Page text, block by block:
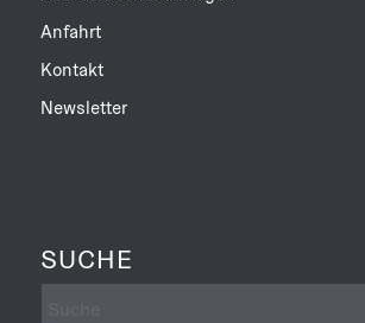
Anfahrt
Kontakt
Newsletter
SUCHE